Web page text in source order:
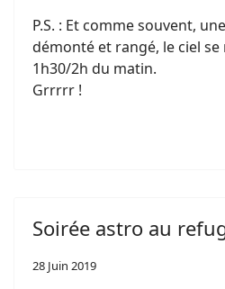
P.S. : Et comme souvent,
démonté et rangé, le ciel
1h30/2h du matin.
Grrrrr !
Soirée astro au
28 Juin 2019